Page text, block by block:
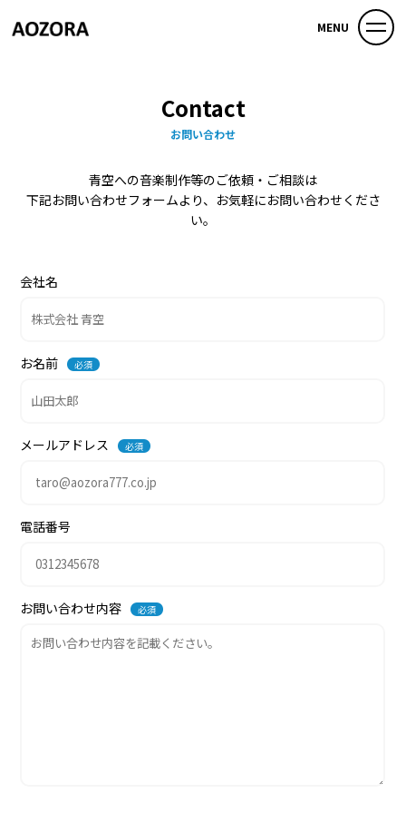
MENU
Contact
お問い合わせ
青空への音楽制作等のご依頼・ご相談は
下記お問い合わせフォームより、お気軽にお問い合わせくださ
い。
会社名
お名前 必須
メールアドレス 必須
電話番号
お問い合わせ内容 必須